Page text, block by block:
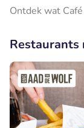
Ontdek wat
Restaurants